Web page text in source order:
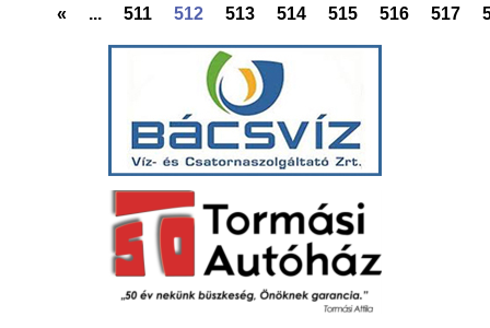
« ... 511 512 513 514 515 516 517